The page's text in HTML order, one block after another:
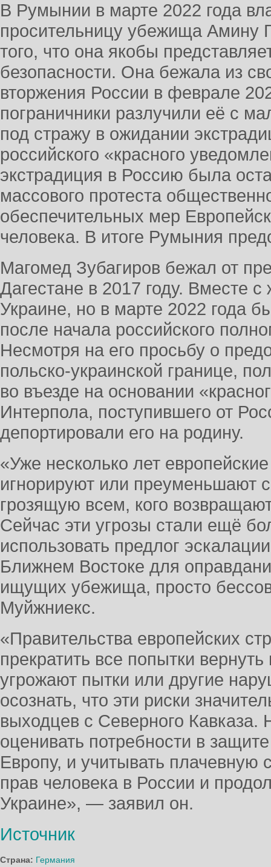
В Румынии в марте 2022 года
просительницу убежища Амину
того, что она якобы
безопасности. Она бежала из
вторжения России в феврале
пограничники разлучили её с
под стражу в ожидании
российского «красного
экстрадиция в Россию была
массового протеста
обеспечительных мер
человека. В итоге Румыния
Магомед Зубагиров бежал от
Дагестане в 2017 году. Вместе
Украине, но в марте 2022 года
после начала российского
Несмотря на его просьбу о
польско-украинской границе,
во въезде на основании
Интерпола, поступившего от
депортировали его на родину.
«Уже несколько лет
игнорируют или преуменьшают
грозящую всем, кого
Сейчас эти угрозы стали ещё
использовать предлог
Ближнем Востоке для
ищущих убежища, просто
Муйжниекс.
«Правительства европейских
прекратить все попытки
угрожают пытки или другие
осознать, что эти риски
выходцев с Северного Кавказа.
оценивать потребности в
Европу, и учитывать
прав человека в России и
Украине», — заявил он.
Источник
Страна: Германия